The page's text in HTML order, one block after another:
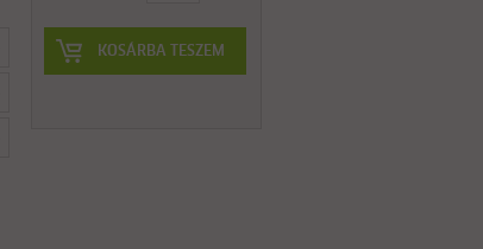
KOSÁRBA TESZEM